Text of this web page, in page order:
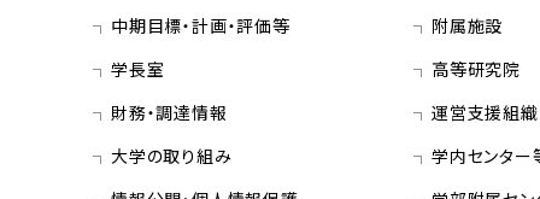
中期目標・計画・評価等
学長室
財務・調達情報
大学の取り組み
附属施設
高等研究院
運営支援組織
学内センター